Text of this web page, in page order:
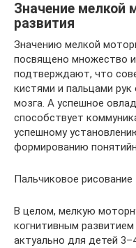
Значение мелкой
развития
Значению мелкой
посвящено множество
подтверждают, что
кистями и пальцами
мозга. А успешное
способствует
успешному
формированию
Пальчиковое рисование
В целом, мелкую
когнитивным
актуально для детей